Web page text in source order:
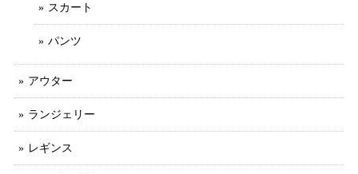
スカート
パンツ
アウター
ランジェリー
レギンス